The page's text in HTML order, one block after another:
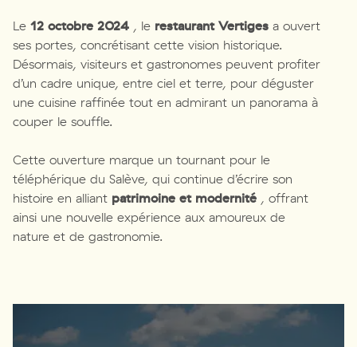
Le 12 octobre 2024 , le restaurant Vertiges a ouvert
ses portes, concrétisant cette vision historique.
Désormais, visiteurs et gastronomes peuvent profiter
d’un cadre unique, entre ciel et terre, pour déguster
une cuisine raffinée tout en admirant un panorama à
couper le souffle.
Cette ouverture marque un tournant pour le
téléphérique du Salève, qui continue d’écrire son
histoire en alliant patrimoine et modernité , offrant
ainsi une nouvelle expérience aux amoureux de
nature et de gastronomie.